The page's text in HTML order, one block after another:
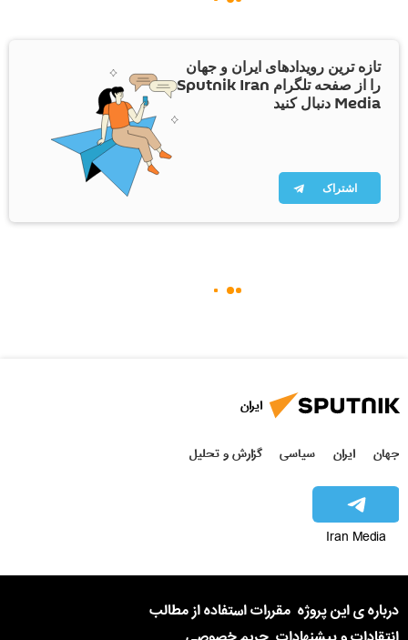
تازه ترین رویدادهای ایران و جهان
را از صفحه تلگرام Sputnik Iran
Media دنبال کنید
اشتراک
ایران
جهان ایران سیاسی گزارش و تحلیل
Iran Media
درباره ی این پروژه مقررات استفاده از مطالب